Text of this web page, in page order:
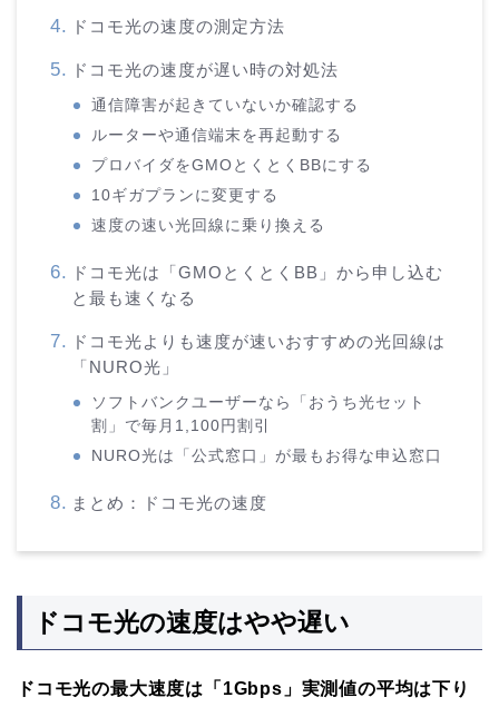
ドコモ光の速度の測定方法
ドコモ光の速度が遅い時の対処法
通信障害が起きていないか確認する
ルーターや通信端末を再起動する
プロバイダをGMOとくとくBBにする
10ギガプランに変更する
速度の速い光回線に乗り換える
ドコモ光は「GMOとくとくBB」から申し込む
と最も速くなる
ドコモ光よりも速度が速いおすすめの光回線は
「NURO光」
ソフトバンクユーザーなら「おうち光セット
割」で毎月1,100円割引
NURO光は「公式窓口」が最もお得な申込窓口
まとめ：ドコモ光の速度
ドコモ光の速度はやや遅い
ドコモ光の最大速度は「1Gbps」実測値の平均は下り